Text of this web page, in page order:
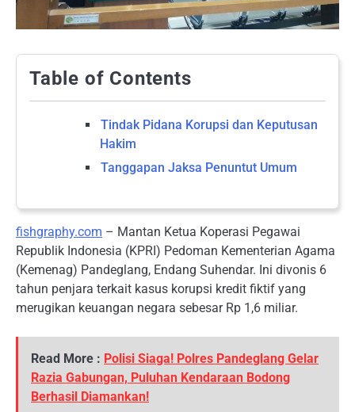
Table of Contents
Tindak Pidana Korupsi dan Keputusan
Hakim
Tanggapan Jaksa Penuntut Umum
fishgraphy.com – Mantan Ketua Koperasi Pegawai
Republik Indonesia (KPRI) Pedoman Kementerian Agama
(Kemenag) Pandeglang, Endang Suhendar. Ini divonis 6
tahun penjara terkait kasus korupsi kredit fiktif yang
merugikan keuangan negara sebesar Rp 1,6 miliar.
Read More : Polisi Siaga! Polres Pandeglang Gelar
Razia Gabungan, Puluhan Kendaraan Bodong
Berhasil Diamankan!